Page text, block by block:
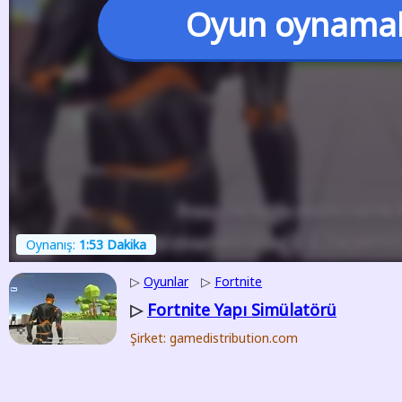
Oyun
Oynanış: 1:53 Dakika
▷ Oyunlar ▷ Fortnite
▷ Fortnite Yapı Simülatörü
Şirket: gamedistribution.com